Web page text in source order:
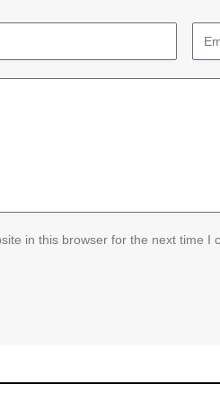
in this browser for the next time I